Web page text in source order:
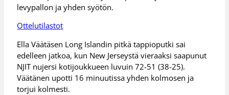
levypallon ja yhden syötön.
Ottelutilastot
Ella Väätäsen Long Islandin pitkä tappioputki sai
edelleen jatkoa, kun New Jerseystä vieraaksi saapunut
NJIT nujersi kotijoukkueen luvuin 72-51 (38-25).
Väätänen upotti 16 minuutissa yhden kolmosen ja
torjui kolmesti.